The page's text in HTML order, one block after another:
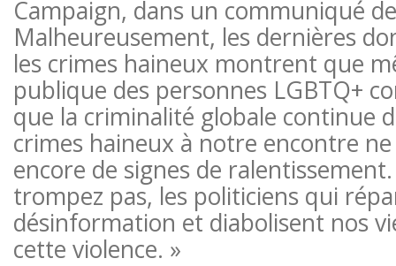
Campaign, dans un communiqué
Malheureusement, les dernières
les crimes haineux montrent que
publique des personnes LGBTQ+
que la criminalité globale continue
crimes haineux à notre encontre
encore de signes de
trompez pas, les politiciens qui
désinformation et diabolisent nos
cette violence. »